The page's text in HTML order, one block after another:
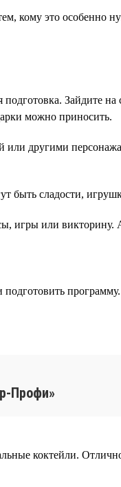
кому это
Зайдите
можно приносить.
другими
быть сладости,
игры или викторину.
подготовить программу.
Профи»
коктейли.